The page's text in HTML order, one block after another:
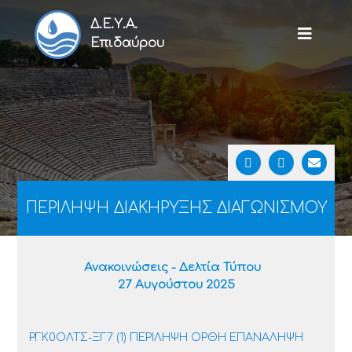
Δ.Ε.Υ.Α.
Επιδαύρου
ΠΕΡΙΛΗΨΗ ΔΙΑΚΗΡΥΞΗΣ ΔΙΑΓΩΝΙΣΜΟΥ
Ανακοινώσεις - Δελτία Τύπου
27 Αυγούστου 2025
ΡΓΚ0ΟΛΤΣ-ΞΓ7 (1) ΠΕΡΙΛΗΨΗ ΟΡΘΗ ΕΠΑΝΑΛΗΨΗ